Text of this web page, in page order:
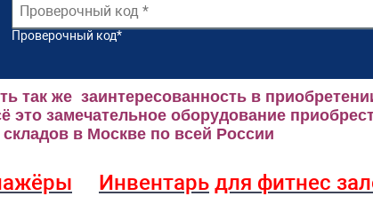
Проверочный код*
так же заинтересованность в
замечательное оборудование
в Москве по всей России
Инвентарь для фитнес